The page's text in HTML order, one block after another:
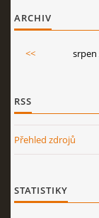
ARCHIV
<<
RSS
Přehled zdrojů
STATISTIKY